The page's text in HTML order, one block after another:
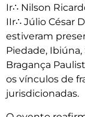
Ir∴ Nilson
IIr∴ Júlio César
estiveram
Piedade, Ibiúna,
Bragança
os vínculos de
jurisdicionadas.